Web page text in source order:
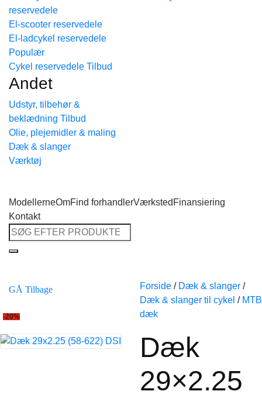
reservedele
El-scooter reservedele
El-ladcykel reservedele
Cykel reservedele
Andet
Udstyr, tilbehør &
beklædning
Olie, plejemidler & maling
Dæk & slanger
Værktøj
ModellerneOmFind forhandlerVærksted Finansiering
Kontakt
Søg
efter:
GÅ Tilbage
-20%
Forside / Dæk & slanger /
Dæk & slanger til cykel / MTB
dæk
Dæk
29×2.25